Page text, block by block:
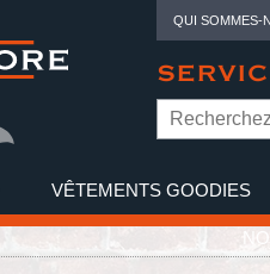
QUI SOMMES-
VÊTEMENTS GOODIES